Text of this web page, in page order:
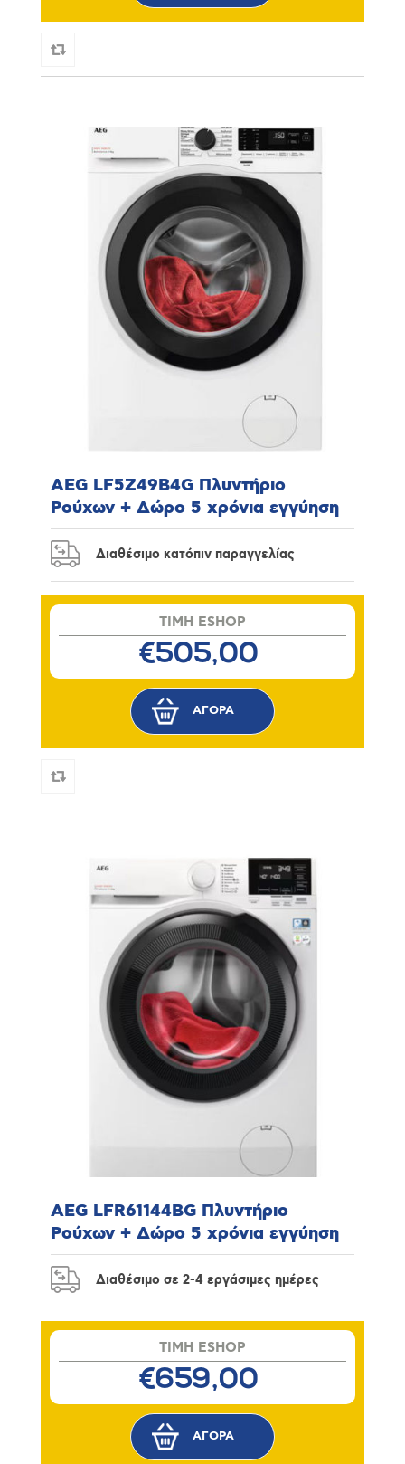
AEG LF5Z49B4G Πλυντήριο
Ρούχων + Δώρο 5 χρόνια εγγύηση
Διαθέσιμο κατόπιν παραγγελίας
TIMH ESHOP
€505,00
AEG LFR61144BG Πλυντήριο
Ρούχων + Δώρο 5 χρόνια εγγύηση
Διαθέσιμο σε 2-4 εργάσιμες ημέρες
TIMH ESHOP
€659,00